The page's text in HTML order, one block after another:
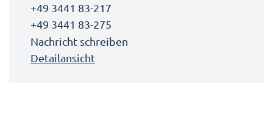
+49 3441 83-217
+49 3441 83-275
Nachricht schreiben
Detailansicht